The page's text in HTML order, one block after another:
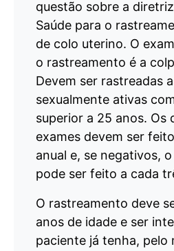
questão sobre a
Saúde para o
de colo uterino. O
o rastreamento é a
Devem ser rastreadas
sexualmente ativas
superior a 25 anos. Os
exames devem ser
anual e, se negativos,
pode ser feito a cada
O rastreamento deve
anos de idade e ser
paciente já tenha, pelo